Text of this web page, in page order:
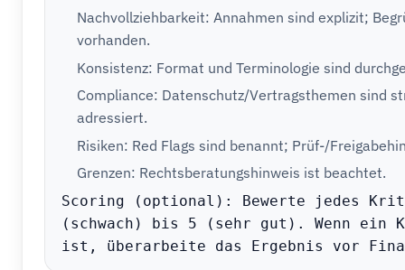
Nachvollziehbarkeit: Annahmen sind explizit;
vorhanden.
Konsistenz: Format und Terminologie sind
Compliance: Datenschutz/Vertragsthemen sind
adressiert.
Risiken: Red Flags sind benannt; Prüf-/
Grenzen: Rechtsberatungshinweis ist beachtet.
Scoring (optional): Bewerte jedes
(schwach) bis 5 (sehr gut). Wenn ein
ist, überarbeite das Ergebnis vor